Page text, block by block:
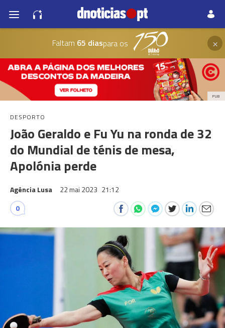
Faltam 65 diaspara os ×
PUB
DESPORTO
João Geraldo e Fu Yu na ronda de 32
do Mundial de ténis de mesa,
Apolónia perde
Agência Lusa 22 mai 2023 21:12
0